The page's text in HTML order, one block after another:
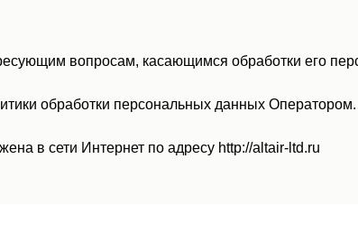
вопросам, касающимся обработки его
обработки персональных данных
в сети Интернет по адресу http://altair-ltd.ru